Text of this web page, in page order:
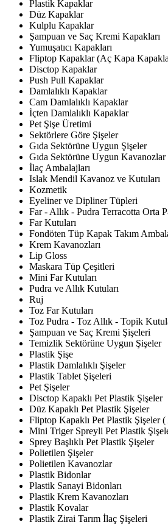
Plastik Kapaklar
Düz Kapaklar
Kulplu Kapaklar
Şampuan ve Saç Kremi Kapakları
Yumuşatıcı Kapakları
Fliptop Kapaklar (Aç Kapa
Disctop Kapaklar
Push Pull Kapaklar
Damlalıklı Kapaklar
Cam Damlalıklı Kapaklar
İçten Damlalıklı Kapaklar
Pet Şişe Üretimi
Sektörlere Göre Şişeler
Gıda Sektörüne Uygun Şişeler
Gıda Sektörüne Uygun Kavanozlar
İlaç Ambalajları
Islak Mendil Kavanoz ve Kutuları
Kozmetik
Eyeliner ve Dipliner Tüpleri
Far - Allık - Pudra Terracotta Orta
Far Kutuları
Fondöten Tüp Kapak Takım
Krem Kavanozları
Lip Gloss
Maskara Tüp Çeşitleri
Mini Far Kutuları
Pudra ve Allık Kutuları
Ruj
Toz Far Kutuları
Toz Pudra - Toz Allık - Topik
Şampuan ve Saç Kremi Şişeleri
Temizlik Sektörüne Uygun Şişeler
Plastik Şişe
Plastik Damlalıklı Şişeler
Plastik Tablet Şişeleri
Pet Şişeler
Disctop Kapaklı Pet Plastik Şişeler
Düz Kapaklı Pet Plastik Şişeler
Fliptop Kapaklı Pet Plastik Şişeler
Mini Triger Spreyli Pet Plastik
Sprey Başlıklı Pet Plastik Şişeler
Polietilen Şişeler
Polietilen Kavanozlar
Plastik Bidonlar
Plastik Sanayi Bidonları
Plastik Krem Kavanozları
Plastik Kovalar
Plastik Zirai Tarım İlaç Şişeleri